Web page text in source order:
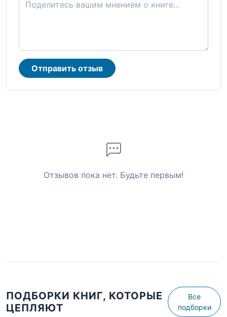
Отправить отзыв
Отзывов пока нет. Будьте первым!
ПОДБОРКИ КНИГ, КОТОРЫЕ
ЦЕПЛЯЮТ
Все
подборки